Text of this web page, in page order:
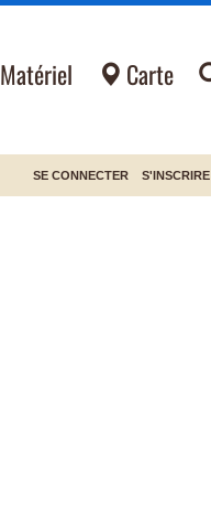
Matériel Carte
SE CONNECTER S'INSCRIRE